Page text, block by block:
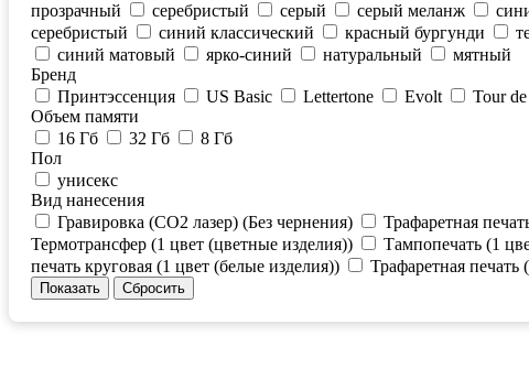
прозрачный
серебристый серый серый меланж
серебристый
синий классический красный бургунди
синий матовый
ярко-синий натуральный
мятный
Бренд
Принтэссенция
US Basic Lettertone Evolt Tour
Объем памяти
16 Гб
32 Гб
8 Гб
Пол
унисекс
Вид нанесения
Гравировка (CO2 лазер) (Без чернения)
Трафаретная
Термотрансфер (1 цвет (цветные изделия))
Тампопечать (1
печать круговая (1 цвет (белые изделия))
Трафаретная печать